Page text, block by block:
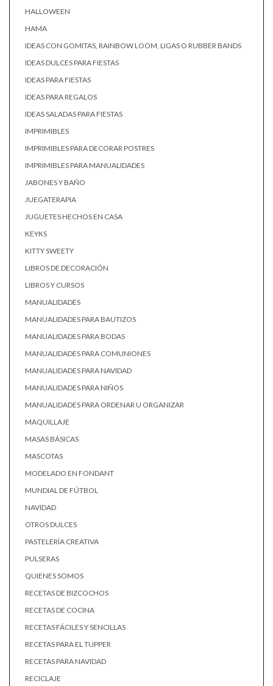
HALLOWEEN
HAMA
IDEAS CON GOMITAS, RAINBOW LOOM, LIGAS O RUBBER BANDS
IDEAS DULCES PARA FIESTAS
IDEAS PARA FIESTAS
IDEAS PARA REGALOS
IDEAS SALADAS PARA FIESTAS
IMPRIMIBLES
IMPRIMIBLES PARA DECORAR POSTRES
IMPRIMIBLES PARA MANUALIDADES
JABONES Y BAÑO
JUEGATERAPIA
JUGUETES HECHOS EN CASA
KEYKS
KITTY SWEETY
LIBROS DE DECORACIÓN
LIBROS Y CURSOS
MANUALIDADES
MANUALIDADES PARA BAUTIZOS
MANUALIDADES PARA BODAS
MANUALIDADES PARA COMUNIONES
MANUALIDADES PARA NAVIDAD
MANUALIDADES PARA NIÑOS
MANUALIDADES PARA ORDENAR U ORGANIZAR
MAQUILLAJE
MASAS BÁSICAS
MASCOTAS
MODELADO EN FONDANT
MUNDIAL DE FÚTBOL
NAVIDAD
OTROS DULCES
PASTELERÍA CREATIVA
PULSERAS
QUIENES SOMOS
RECETAS DE BIZCOCHOS
RECETAS DE COCINA
RECETAS FÁCILES Y SENCILLAS
RECETAS PARA EL TUPPER
RECETAS PARA NAVIDAD
RECICLAJE